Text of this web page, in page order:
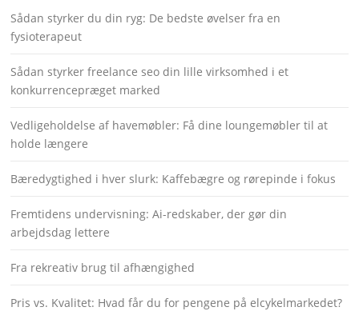
Sådan styrker du din ryg: De bedste øvelser fra en
fysioterapeut
Sådan styrker freelance seo din lille virksomhed i et
konkurrencepræget marked
Vedligeholdelse af havemøbler: Få dine loungemøbler til at
holde længere
Bæredygtighed i hver slurk: Kaffebægre og rørepinde i fokus
Fremtidens undervisning: Ai-redskaber, der gør din
arbejdsdag lettere
Fra rekreativ brug til afhængighed
Pris vs. Kvalitet: Hvad får du for pengene på elcykelmarkedet?